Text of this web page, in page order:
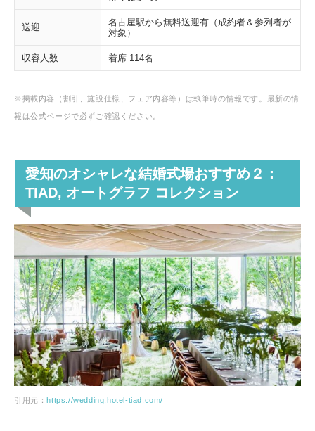
送迎
名古屋駅から無料送迎有（成約者＆参列者が
対象）
収容人数 着席 114名
※掲載内容（割引、施設仕様、フェア内容等）は執筆時の情報です。最新の情
報は公式ページで必ずご確認ください。
愛知のオシャレな結婚式場おすすめ２：
TIAD, オートグラフ コレクション
引用元： https://wedding.hotel-tiad.com/